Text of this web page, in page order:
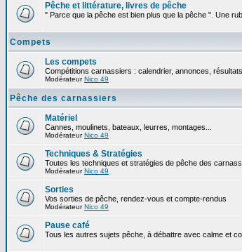
Pêche et littérature, livres de pêche
" Parce que la pêche est bien plus que la pêche ". Une
Compets
Les compets
Compétitions carnassiers : calendrier, annonces,
ModérateurNico 49
Pêche des carnassiers
Matériel
Cannes, moulinets, bateaux, leurres, montages...
ModérateurNico 49
Techniques & Stratégies
Toutes les techniques et stratégies de pêche des
ModérateurNico 49
Sorties
Vos sorties de pêche, rendez-vous et compte-rendus
ModérateurNico 49
Pause café
Tous les autres sujets pêche, à débattre avec calme et